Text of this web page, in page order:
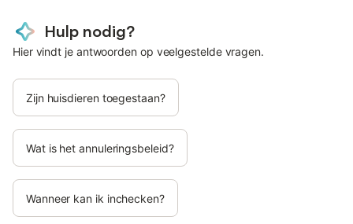
Hulp nodig?
Hier vindt je antwoorden op veelgestelde vragen.
Zijn huisdieren toegestaan?
Wat is het annuleringsbeleid?
Wanneer kan ik inchecken?